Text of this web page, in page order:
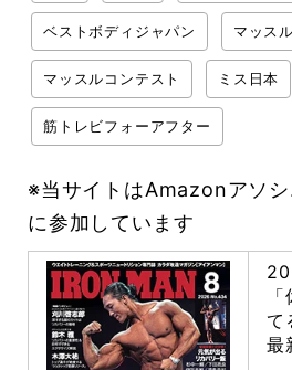
ベストボディジャパン マッス
マッスルコンテスト ミス日本
筋トレビフォーアフター
※当サイトはAmazonアソ
に参加しています
て
最